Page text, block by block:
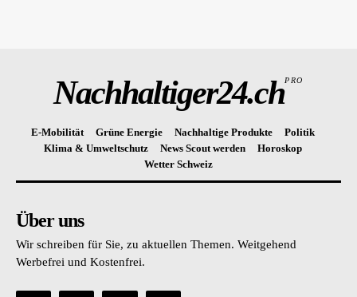
Nachhaltiger24.chPRO
E-Mobilität Grüne Energie Nachhaltige Produkte
Politik
Klima & Umweltschutz
News Scout werden
Horoskop
Wetter Schweiz
Über uns
Wir schreiben für Sie, zu aktuellen Themen. Weitgehend
Werbefrei und Kostenfrei.